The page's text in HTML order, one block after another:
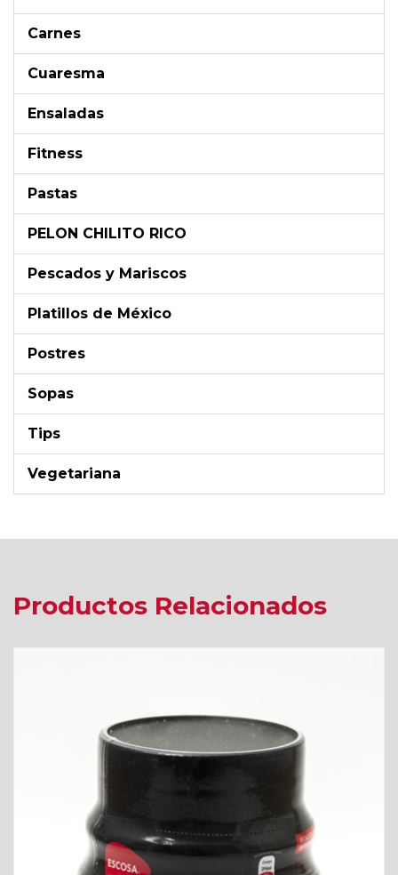
Carnes
Cuaresma
Ensaladas
Fitness
Pastas
PELON CHILITO RICO
Pescados y Mariscos
Platillos de México
Postres
Sopas
Tips
Vegetariana
Productos Relacionados